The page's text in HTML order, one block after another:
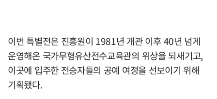
이번 특별전은 진흥원이 1981년 개관 이후 40년 넘게
운영해온 국가무형유산전수교육관의 위상을 되새기고,
이곳에 입주한 전승자들의 공예 여정을 선보이기 위해
기획됐다.